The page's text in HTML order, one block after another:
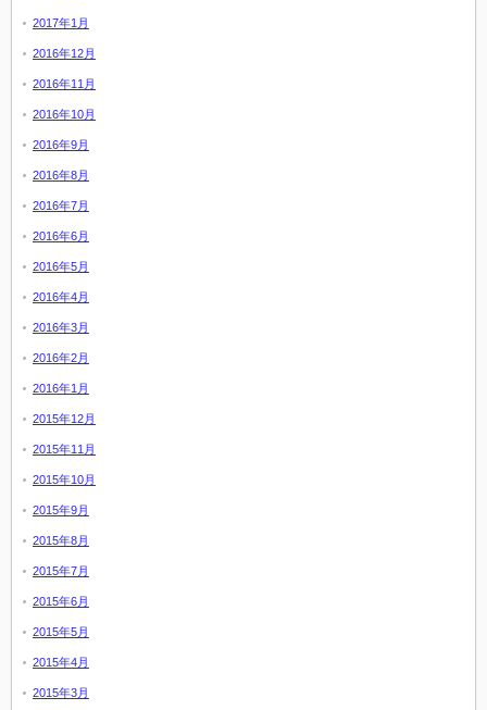
2017年1月
2016年12月
2016年11月
2016年10月
2016年9月
2016年8月
2016年7月
2016年6月
2016年5月
2016年4月
2016年3月
2016年2月
2016年1月
2015年12月
2015年11月
2015年10月
2015年9月
2015年8月
2015年7月
2015年6月
2015年5月
2015年4月
2015年3月